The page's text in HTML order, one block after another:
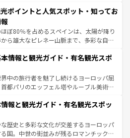
の美しい田園風景やアマルフィ海岸の絶
も見逃せない。観光の合間には、本場の
、絶品のイタリア料理を堪能することも
てから夜眠るまで、すべての瞬間を楽し
リア情報はコンテンツ一覧を参照してほ
ポイントと人気スポット・知ってお
ぼ80％を占めるスペインは、太陽が降り
ら雄大なピレネー山脈まで、多彩な自然
国では、情熱的なフラメンコ、熱気あふ
美味しいタパスが生活の一部となってい
ドの洗練された雰囲気や、バルセロナの
角から、地方では古代ローマ遺跡や中世
て風土や気候が異なるスペインはその個
参照してほしい。
情報と観光ガイド・有名観光スポ
中の旅行者を魅了し続けるヨーロッパ屈
都パリのエッフェル塔やルーブル美術館
詰まっている。華麗な宮殿、歴史的な大
チ、そして豊かな自然が、訪れる者を心
た、フランスは美食の国としても知ら
はユネスコ無形文化遺産にも登録されて
報と観光ガイド・有名観光スポッ
歴史と多彩な文化が交差するヨーロッパ
国。中世の街並みが残るロマンチック街